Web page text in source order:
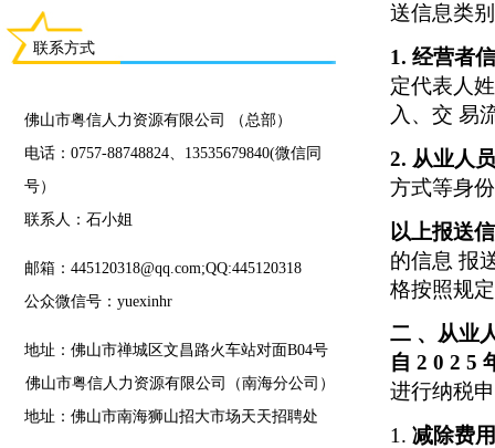
联系方式
佛山市粤信人力资源有限公司 （总部）
电话：0757-88748824、13535679840(微信同
号）
联系人：石小姐
邮箱：445120318@qq.com;QQ:445120318
公众微信号：yuexinhr
地址：佛山市禅城区文昌路火车站对面B04号
佛山市粤信人力资源有限公司（南海分公司）
地址：佛山市南海狮山招大市场天天招聘处
送信息类
1. 经营者
定代表人
入、交 易
2. 从业人
方式等身
以上报送
的信息 报
格按照规
二 、从业
自 2 0 2 5
进行纳税
1. 减除费